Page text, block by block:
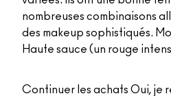
nombreuses combinaisons
des makeup sophistiqués.
Haute sauce (un rouge
Continuer les achats Oui, je